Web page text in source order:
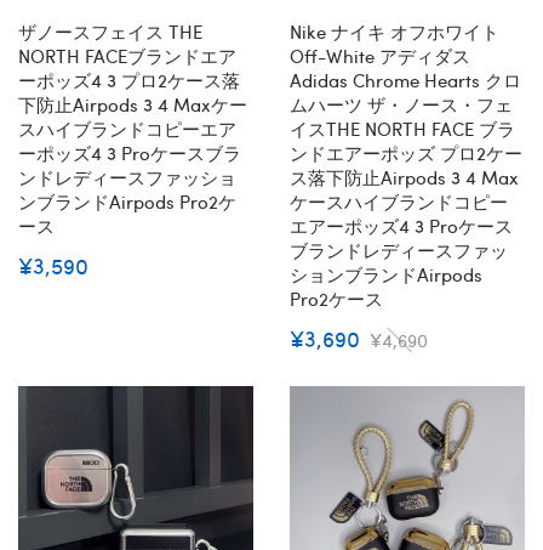
ザノースフェイス THE
NORTH FACEブランドエア
ーポッズ4 3 プロ2ケース落
下防止airpods 3 4 Maxケー
スハイブランドコピーエア
ーポッズ4 3 Proケースブラ
ンドレディースファッショ
ンブランドAirpods Pro2ケ
ース
¥3,590
Nike ナイキ オフホワイト
Off-White アディダス
Adidas Chrome Hearts クロ
ムハーツ ザ・ノース・フェ
イスTHE NORTH FACE ブラ
ンドエアーポッズ プロ2ケー
ス落下防止airpods 3 4 Max
ケースハイブランドコピー
エアーポッズ4 3 Proケース
ブランドレディースファッ
ションブランドAirpods
Pro2ケース
¥3,690 ¥4,690